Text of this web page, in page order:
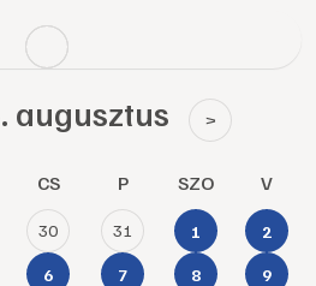
augusztus >
CS P SZO V
30 31 1 2
6 7 8 9